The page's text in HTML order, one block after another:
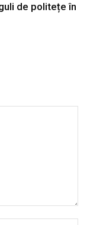
de politețe în